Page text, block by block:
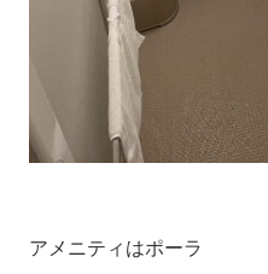
アメニティはポーラ